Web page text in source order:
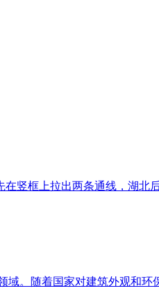
竖框上拉出两条通线，湖北
。随着国家对建筑外观和环